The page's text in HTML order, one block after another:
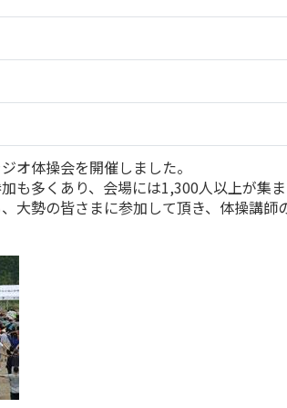
オ体操会を開催しました。
も多くあり、会場には1,300人以上が集
大勢の皆さまに参加して頂き、体操講